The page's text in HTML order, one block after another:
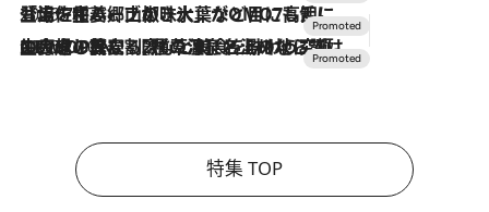
2026.7.17
「土佐和ハーブかき氷」がOMO7高知に登場！生姜、山椒、大葉など目にも舌にも涼を呼ぶ郷土の味
2026.7.10
NEW OPEN！【界 草津】名湯の地に誕生。趣の異なる2種の温泉と上州ならではの会席・蕎麦割烹など美食を味わう究極の癒やし旅
特集 TOP